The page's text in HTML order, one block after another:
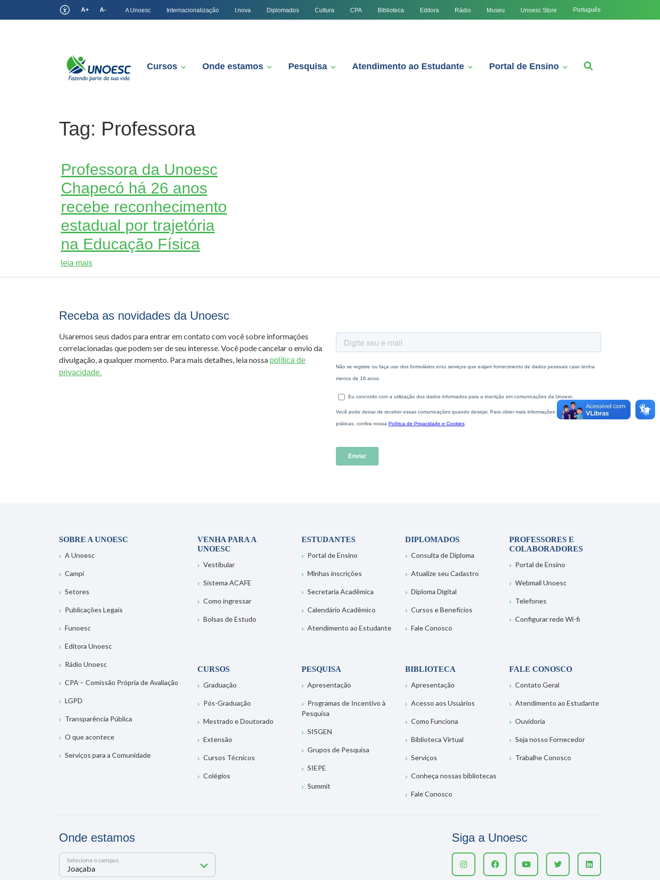
A+ A- A Unoesc Internacionalização I.nova Diplomados Cultura CPA Biblioteca Editora Rádio Museu Unoesc Store Português
Cursos Onde estamos Pesquisa Atendimento ao Estudante Portal de Ensino
Tag: Professora
Professora da Unoesc
Chapecó há 26 anos
recebe reconhecimento
estadual por trajetória
na Educação Física
leia mais
Receba as novidades da Unoesc
Usaremos seus dados para entrar em contato com você sobre informações
correlacionadas que podem ser de seu interesse. Você pode cancelar o envio da
divulgação, a qualquer momento. Para mais detalhes, leia nossa política de
privacidade.
SOBRE A UNOESC
A Unoesc
Campi
Setores
Publicações Legais
Funoesc
Editora Unoesc
Rádio Unoesc
CPA – Comissão Própria de Avaliação
LGPD
Transparência Pública
O que acontece
Serviços para a Comunidade
VENHA PARA A
UNOESC
Vestibular
Sistema ACAFE
Como ingressar
Bolsas de Estudo
ESTUDANTES
Portal de Ensino
Minhas inscrições
Secretaria Acadêmica
Calendário Acadêmico
Atendimento ao Estudante
DIPLOMADOS
Consulta de Diploma
Atualize seu Cadastro
Diploma Digital
Cursos e Benefícios
Fale Conosco
PROFESSORES E
COLABORADORES
Portal de Ensino
Webmail Unoesc
Telefones
Configurar rede Wi-fi
CURSOS
Graduação
Pós-Graduação
Mestrado e Doutorado
Extensão
Cursos Técnicos
Colégios
PESQUISA
Apresentação
Programas de Incentivo à
Pesquisa
SISGEN
Grupos de Pesquisa
SIEPE
Summit
BIBLIOTECA
Apresentação
Acesso aos Usuários
Como Funciona
Biblioteca Virtual
Serviços
Conheça nossas bibliotecas
Fale Conosco
FALE CONOSCO
Contato Geral
Atendimento ao Estudante
Ouvidoria
Seja nosso Fornecedor
Trabalhe Conosco
Onde estamos
Selecione o campus
Siga a Unoesc